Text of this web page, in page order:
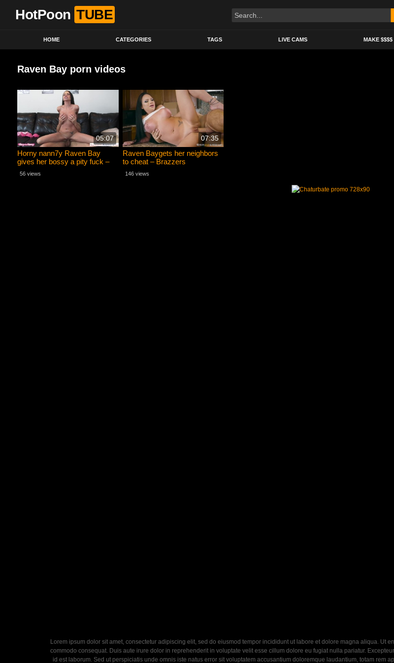
HotPoon TUBE
HOME CATEGORIES TAGS LIVE CAMS MAKE $$$$
Raven Bay porn videos
05:07
Horny nann7y Raven Bay
gives her bossy a pity fuck –
Naughty America
56 views
07:35
Raven Baygets her neighbors
to cheat – Brazzers
146 views
Lorem ipsum dolor sit amet, consectetur adipiscing elit, sed do eiusmod tempor incididunt ut labore et dolore magna aliqua. Ut
commodo consequat. Duis aute irure dolor in reprehenderit in voluptate velit esse cillum dolore eu fugiat nulla pariatur.
id est laborum. Sed ut perspiciatis unde omnis iste natus error sit voluptatem accusantium doloremque laudantium, totam rem